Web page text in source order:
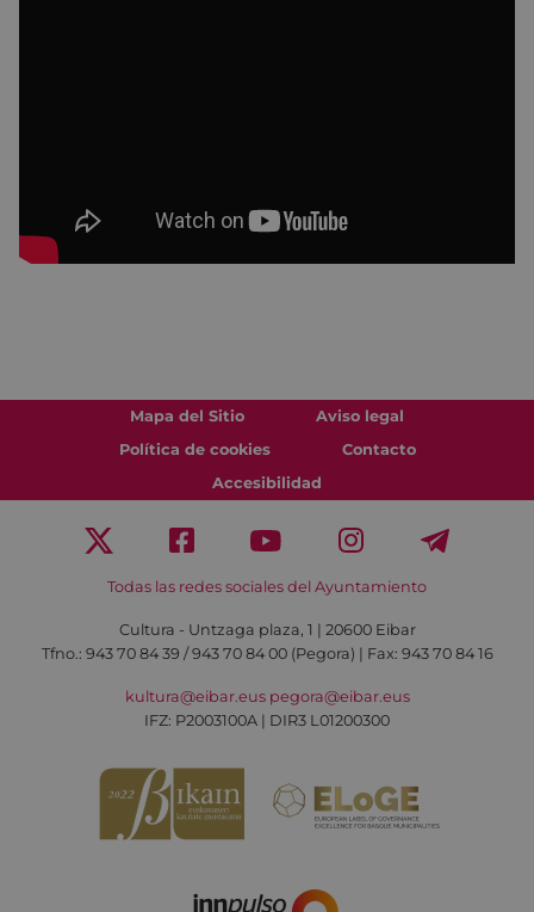
Mapa del Sitio
Aviso legal
Política de cookies
Contacto
Accesibilidad
Todas las redes sociales del Ayuntamiento
Cultura - Untzaga plaza, 1 | 20600 Eibar
Tfno.: 943 70 84 39 / 943 70 84 00 (Pegora) | Fax: 943 70 84 16
kultura@eibar.eus pegora@eibar.eus
IFZ: P2003100A | DIR3 L01200300